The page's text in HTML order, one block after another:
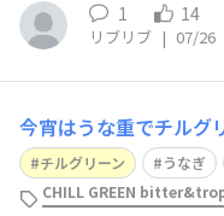
1 14
リブリブ | 07/26
今宵はうな重でチル
チルグリーン うなぎ
CHILL GREEN